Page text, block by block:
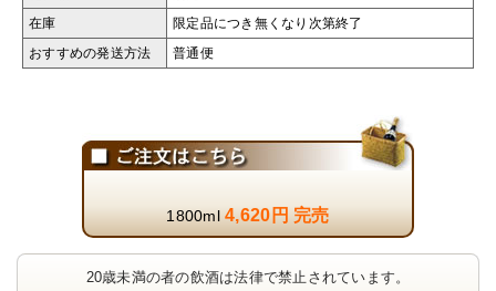
在庫 限定品につき無くなり次第終了
おすすめの発送方法 普通便
1800ml4,620円 完売
20歳未満の者の飲酒は法律で禁止されています。